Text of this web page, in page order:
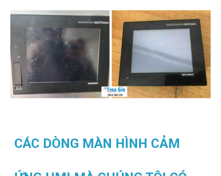
CÁC DÒNG MÀN HÌNH CẢM